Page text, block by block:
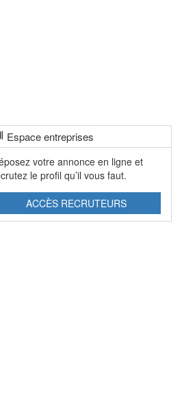
Espace entreprises
votre annonce en ligne et
le profil qu’il vous faut.
ACCÈS RECRUTEURS